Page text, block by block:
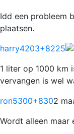
Idd een probleem
plaatsen.
harry4203+8225
1 liter op 1000 km
vervangen is wel
ron5300+8302
Wordt alleen maar